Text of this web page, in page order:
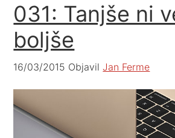
031: Tanjše ni
boljše
16/03/2015 ObjavilJan Ferme